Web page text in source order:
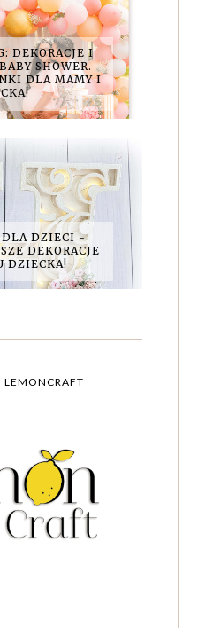
DEKORACJE I
SHOWER.
DLA MAMY I
DLA DZIECI -
DEKORACJE
DZIECKA!
LEMONCRAFT